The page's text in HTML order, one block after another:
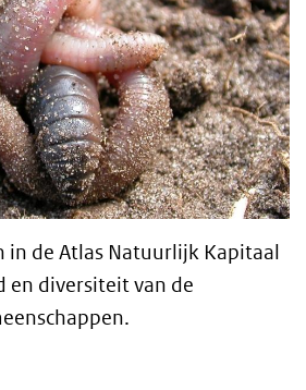
in de Atlas Natuurlijk Kapitaal
en diversiteit van de